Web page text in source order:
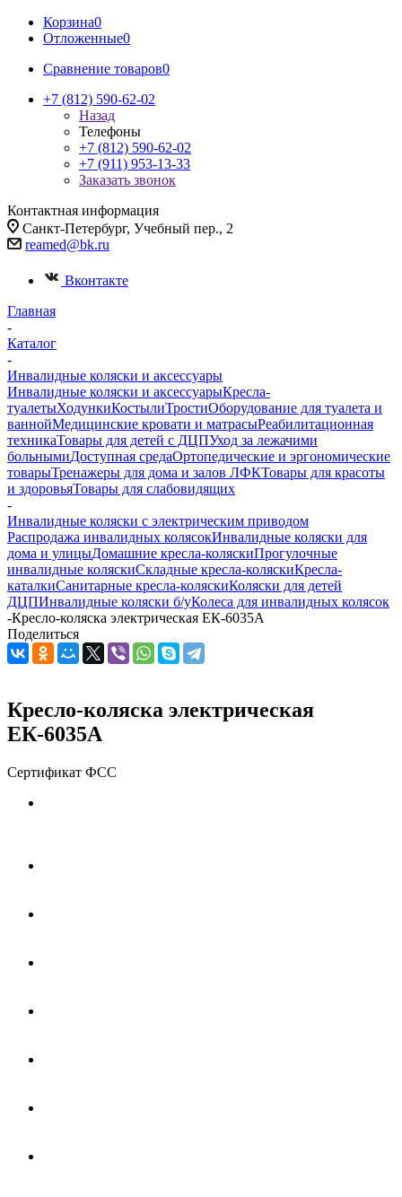
Корзина0
Отложенные0
Сравнение товаров0
+7 (812) 590-62-02
Назад
Телефоны
+7 (812) 590-62-02
+7 (911) 953-13-33
Заказать звонок
Контактная информация
Санкт-Петербург, Учебный пер., 2
reamed@bk.ru
Вконтакте
Главная
-
Каталог
-
Инвалидные коляски и аксессуары
Инвалидные коляски и аксессуарыКресла-
туалетыХодункиКостылиТростиОборудование для туалета и
ваннойМедицинские кровати и матрасыРеабилитационная
техникаТовары для детей с ДЦПУход за лежачими
больнымиДоступная средаОртопедические и эргономические
товарыТренажеры для дома и залов ЛФКТовары для красоты
и здоровьяТовары для слабовидящих
-
Инвалидные коляски с электрическим приводом
Распродажа инвалидных колясокИнвалидные коляски для
дома и улицыДомашние кресла-коляскиПрогулочные
инвалидные коляскиСкладные кресла-коляскиКресла-
каталкиСанитарные кресла-коляскиКоляски для детей
ДЦПИнвалидные коляски б/уКолеса для инвалидных колясок
-Кресло-коляска электрическая ЕК-6035A
Поделиться
Кресло-коляска электрическая
ЕК-6035A
Сертификат ФСС